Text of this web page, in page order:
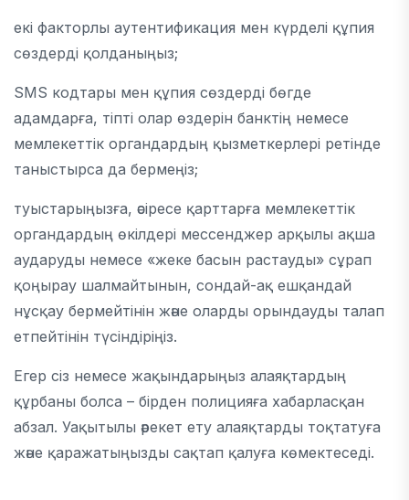
екі факторлы аутентификация мен күрделі құпия
сөздерді қолданыңыз;
SMS кодтары мен құпия сөздерді бөгде
адамдарға, тіпті олар өздерін банктің немесе
мемлекеттік органдардың қызметкерлері ретінде
таныстырса да бермеңіз;
туыстарыңызға, әсіресе қарттарға мемлекеттік
органдардың өкілдері мессенджер арқылы ақша
аударуды немесе «жеке басын растауды» сұрап
қоңырау шалмайтынын, сондай-ақ ешқандай
нұсқау бермейтінін және оларды орындауды талап
етпейтінін түсіндіріңіз.
Егер сіз немесе жақындарыңыз алаяқтардың
құрбаны болса – бірден полицияға хабарласқан
абзал. Уақытылы әрекет ету алаяқтарды тоқтатуға
және қаражатыңызды сақтап қалуға көмектеседі.